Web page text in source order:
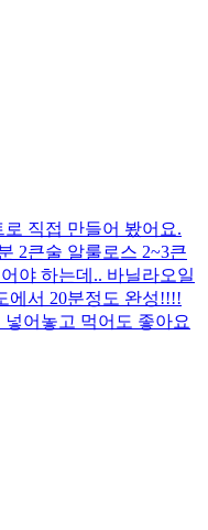
직접 만들어 봤어요.
2큰술 알룰로스 2~3큰
야 하는데.. 바닐라오일
에서 20분정도 완성!!!!
어놓고 먹어도 좋아요